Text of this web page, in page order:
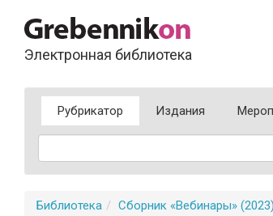
Электронная библиотека
Рубрикатор Издания
Библиотека Сборник «Вебинары» (2023)